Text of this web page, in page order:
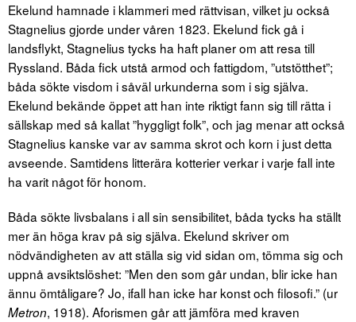
Ekelund hamnade i klammeri med rättvisan, vilket ju också
Stagnelius gjorde under våren 1823. Ekelund fick gå i
landsflykt, Stagnelius tycks ha haft planer om att resa till
Ryssland. Båda fick utstå armod och fattigdom, ”utstötthet”;
båda sökte visdom i såväl urkunderna som i sig själva.
Ekelund bekände öppet att han inte riktigt fann sig till rätta i
sällskap med så kallat ”hyggligt folk”, och jag menar att också
Stagnelius kanske var av samma skrot och korn i just detta
avseende. Samtidens litterära kotterier verkar i varje fall inte
ha varit något för honom.
Båda sökte livsbalans i all sin sensibilitet, båda tycks ha ställt
mer än höga krav på sig själva. Ekelund skriver om
nödvändigheten av att ställa sig vid sidan om, tömma sig och
uppnå avsiktslöshet: ”Men den som går undan, blir icke han
ännu ömtåligare? Jo, ifall han icke har konst och filosofi.” (ur
Metron, 1918). Aforismen går att jämföra med kraven